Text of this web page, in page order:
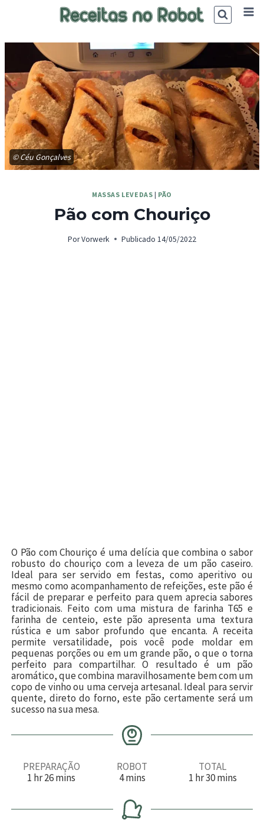
© Céu Gonçalves
MASSAS LEVEDAS | PÃO
Pão com Chouriço
PorVorwerk Publicado 14/05/2022
O Pão com Chouriço é uma delícia que combina o sabor
robusto do chouriço com a leveza de um pão caseiro.
Ideal para ser servido em festas, como aperitivo ou
mesmo como acompanhamento de refeições, este pão é
fácil de preparar e perfeito para quem aprecia sabores
tradicionais. Feito com uma mistura de farinha T65 e
farinha de centeio, este pão apresenta uma textura
rústica e um sabor profundo que encanta. A receita
permite versatilidade, pois você pode moldar em
pequenas porções ou em um grande pão, o que o torna
perfeito para compartilhar. O resultado é um pão
aromático, que combina maravilhosamente bem com um
copo de vinho ou uma cerveja artesanal. Ideal para servir
quente, direto do forno, este pão certamente será um
sucesso na sua mesa.
PREPARAÇÃO
1 h
a
hr26m
u
mins
ROBOT
4m
n
u
t
mins
TOTAL
1h
a
hr30m
u
mins